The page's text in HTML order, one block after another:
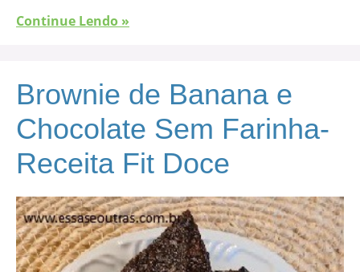
Continue Lendo »
Brownie de Banana e
Chocolate Sem Farinha-
Receita Fit Doce